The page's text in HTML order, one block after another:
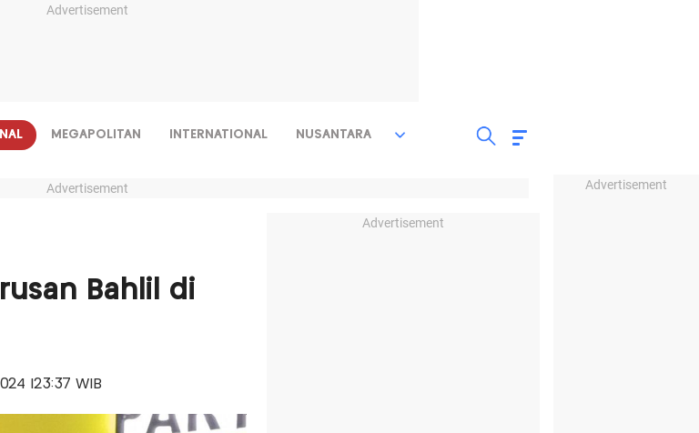
Advertisement
Advertisement
MEGAPOLITAN INTERNATIONAL NUSANTARA
Advertisement
Bahlil di
|23:37 WIB
Advertisement